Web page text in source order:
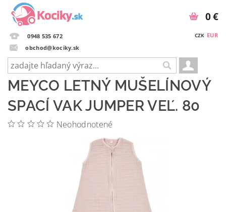
0948 535 672
obchod@kociky.sk
CZK EUR
0 €
MEYCO LETNÝ MUŠELÍNOVÝ
SPACÍ VAK JUMPER VEĽ. 80
Neohodnotené